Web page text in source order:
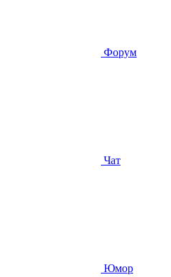
Форум
Чат
Юмор